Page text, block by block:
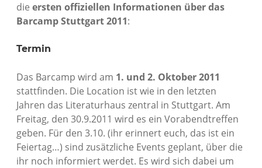
die ersten offiziellen Informationen über das
Barcamp Stuttgart 2011:
Termin
Das Barcamp wird am 1. und 2. Oktober 2011
stattfinden. Die Location ist wie in den letzten
Jahren das Literaturhaus zentral in Stuttgart. Am
Freitag, den 30.9.2011 wird es ein Vorabendtreffen
geben. Für den 3.10. (ihr erinnert euch, das ist ein
Feiertag…) sind zusätzliche Events geplant, über die
ihr noch informiert werdet. Es wird sich dabei um